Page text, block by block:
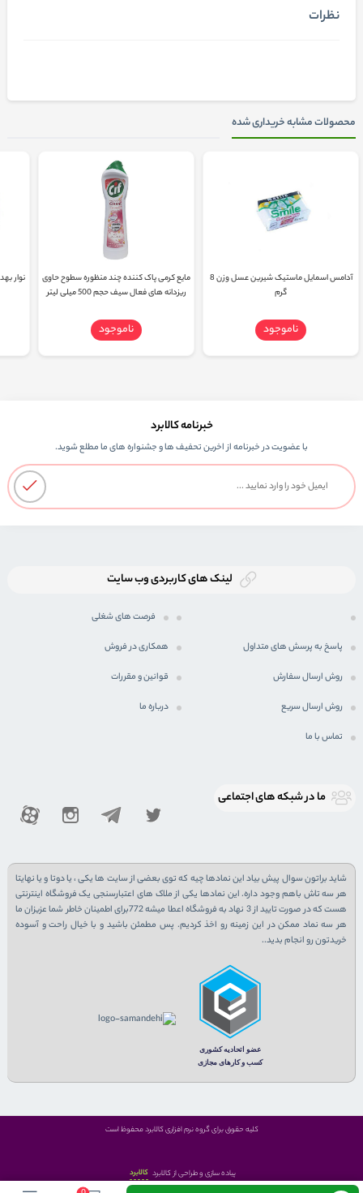
نظرات
محصولات مشابه خریداری شده
آدامس اسمایل ماستیک شیرین عسل وزن 8
گرم
ناموجود
مایع کرمی پاک کننده چند منظوره سطوح حاوی
ریزدانه های فعال سیف حجم 500 میلی لیتر
ناموجود
نوار
خبرنامه کالابرد
با عضویت در خبرنامه از اخرین تحفیف ها و جشنواره های ما مطلع شوید.
لینک های کاربردی وب سایت
فرصت های شغلی
پاسخ به پرسش های متداول همکاری در فروش
روش ارسال سفارش قوانین و مقررات
روش ارسال سریع درباره ما
تماس با ما
ما در شبكه های اجتماعی
شاید براتون سوال پیش بیاد این نمادها چیه که توی بعضی از سایت ها یکی ، یا دوتا و یا نهایتا
هر سه تاش باهم وجود داره. این نمادها یکی از ملاک های اعتبارسنجی یک فروشگاه اینترنتی
هست که در صورت تایید از 3 نهاد به فروشگاه اعطا میشه 772برای اطمینان خاطر شما عزیزان ما
هر سه نماد ممکن در این زمینه رو اخذ کردیم. پس مطمئن باشید و با خیال راحت و آسوده
خریدتون رو انجام بدید..
کلیه حقوق برای گروه نرم افزاری کالابرد محفوظ است
پیاده سازی و طراحی از کالابرد کالابرد